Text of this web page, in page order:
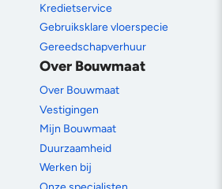
Kredietservice
Gebruiksklare vloerspecie
Gereedschapverhuur
Over Bouwmaat
Over Bouwmaat
Vestigingen
Mijn Bouwmaat
Duurzaamheid
Werken bij